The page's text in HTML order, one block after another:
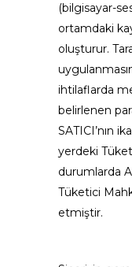
(bilgisayar-
ortamdaki
oluşturur.
ihtilaflarda
belirlenen
SATICI’nın
yerdeki
durumlarda
Tüketici
etmiştir.